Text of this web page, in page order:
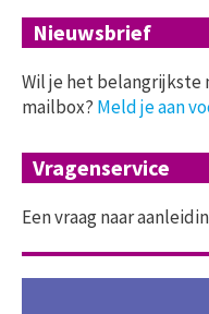
Nieuwsbrief
Wil je het belangrijkste
mailbox? Meld je aan
Vragenservice
Een vraag naar